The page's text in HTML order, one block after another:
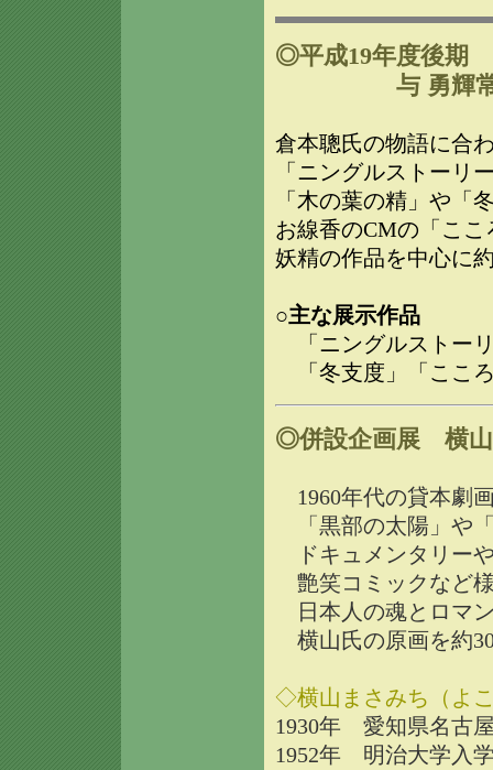
◎平成19年度後期
与 勇輝常
倉本聰氏の物語に合
「ニングルストーリ
「木の葉の精」や「
お線香のCMの「こ
妖精の作品を中心に
○主な展示作品
「ニングルストー
「冬支度」「ここ
◎併設企画展 横山
1960年代の貸本劇
「黒部の太陽」や
ドキュメンタリー
艶笑コミックなど
日本人の魂とロマ
横山氏の原画を約
◇横山まさみち（よ
1930年 愛知県名古
1952年 明治大学入